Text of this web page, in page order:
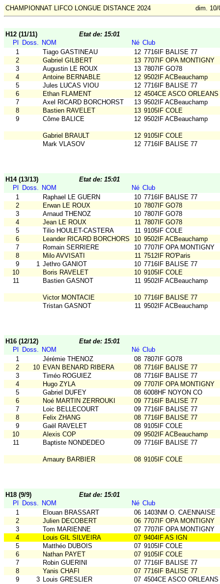
CHAMPIONNAT LIFCO LONGUE DISTANCE 2024 dim. 10/
H12 (11/11)
Etat de: 15:01
Pl
Doss. NOM Né Club
1
Tiago GASTINEAU 12 7716IF BALISE 77
2
Gabriel GILBERT 13 7707IF OPA MONTIGNY
3
Augustin LE ROUX 13 7807IF GO78
4
Antoine BERNABLE 12 9502IF ACBeauchamp
5
Jules LUCAS VIOU 12 7716IF BALISE 77
6
Ethan FLAMENT 12 4504CE ASCO ORLEANS
7
Axel RICARD BORCHORST 13 9502IF ACBeauchamp
8
Bastien RAVELET 13 9105IF COLE
9
Côme BALICE 12 9502IF ACBeauchamp
Gabriel BRAULT 12 9105IF COLE
Mark VLASOV
12 7716IF BALISE 77
H14 (13/13)
Etat de: 15:01
Pl
Doss. NOM Né Club
1
Raphael LE GUERN 10 7716IF BALISE 77
2
Erwan LE ROUX 10 7807IF GO78
3
Arnaud THENOZ 10 7807IF GO78
4
Jean LE ROUX 11 7807IF GO78
5
Tilio HOULET-CASTERA 11 9105IF COLE
6
Leander RICARD BORCHORST 10 9502IF ACBeauchamp
7
Romain SERRIERE 10 7707IF OPA MONTIGNY
8
Milo AVVISATI 11 7512IF RO'Paris
9
1 Jethro GANIOT 10 7716IF BALISE 77
10
Boris RAVELET 10 9105IF COLE
11
Bastien GASNOT 11 9502IF ACBeauchamp
Victor MONTACIE 10 7716IF BALISE 77
Tristan GASNOT
11 9502IF ACBeauchamp
H16 (12/12)
Etat de: 15:01
Pl
Doss. NOM Né Club
1
Jérémie THENOZ 08 7807IF GO78
2
10 EVAN BENARD RIBERA 08 7716IF BALISE 77
3
Timéo ROGUIEZ 08 7716IF BALISE 77
4
Hugo ZYLA 09 7707IF OPA MONTIGNY
5
Gabriel DUFEY 08 6008HF NOYON CO
6
Noé MARTIN ZERROUKI 09 7716IF BALISE 77
7
Loic BELLECOURT 09 7716IF BALISE 77
8
Felix ZHANG 08 7716IF BALISE 77
9
Gaël RAVELET 08 9105IF COLE
10
Alexis COP 09 9502IF ACBeauchamp
11
Baptiste NONDEDEO 09 7716IF BALISE 77
Amaury BARBIER 08 9105IF COLE
H18 (9/9)
Etat de: 15:01
Pl
Doss. NOM Né Club
1
Elouan BRASSART 06 1403NM O. CAENNAISE
2
Julien DECOBERT 06 7707IF OPA MONTIGNY
3
Tom MARIENNE 07 7707IF OPA MONTIGNY
4
Louis GIL SILVEIRA 07 9404IF AS IGN
5
Matthéo DUBOIS 07 9105IF COLE
6
Nathan PAYET 07 9105IF COLE
7
Robin GUERINI 07 7716IF BALISE 77
8
Yanis CHAFI 07 7716IF BALISE 77
9
3 Louis GRESLIER 07 4504CE ASCO ORLEANS